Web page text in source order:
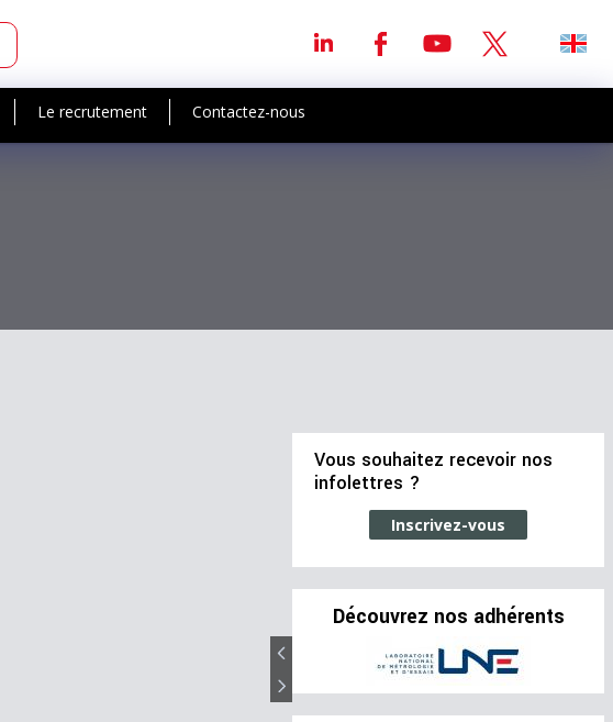
Le recrutement Contactez-nous
Vous souhaitez recevoir nos
infolettres ?
Inscrivez-vous
Découvrez nos adhérents